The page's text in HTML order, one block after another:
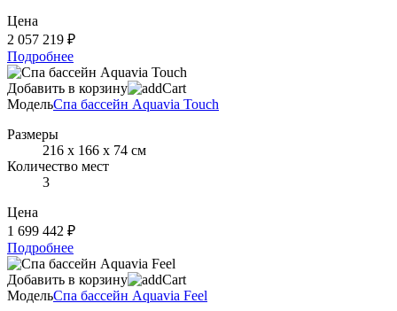
Цена
2 057 219 ₽
Подробнее
Добавить в корзину
МодельСпа бассейн Aquavia Touch
Размеры
216 х 166 х 74 см
Количество мест
3
Цена
1 699 442 ₽
Подробнее
Добавить в корзину
МодельСпа бассейн Aquavia Feel